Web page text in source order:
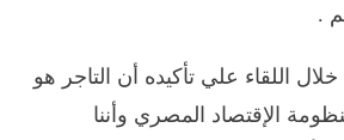
.
اللقاء علي تأكيده أن التاجر هو
الإقتصاد المصري وأننا